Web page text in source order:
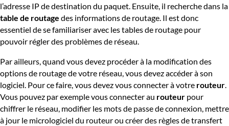
l’adresse IP de destination du paquet. Ensuite, il recherche dans la
table de routage des informations de routage. Il est donc
essentiel de se familiariser avec les tables de routage pour
pouvoir régler des problèmes de réseau.
Par ailleurs, quand vous devez procéder à la modification des
options de routage de votre réseau, vous devez accéder à son
logiciel. Pour ce faire, vous devez vous connecter à votre routeur
Vous pouvez par exemple vous connecter au routeur pour
chiffrer le réseau, modifier les mots de passe de connexion, mettre
à jour le micrologiciel du routeur ou créer des règles de transfert